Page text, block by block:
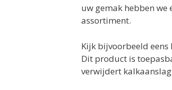
uw gemak hebben
assortiment.
Kijk bijvoorbeeld
Dit product is
verwijdert